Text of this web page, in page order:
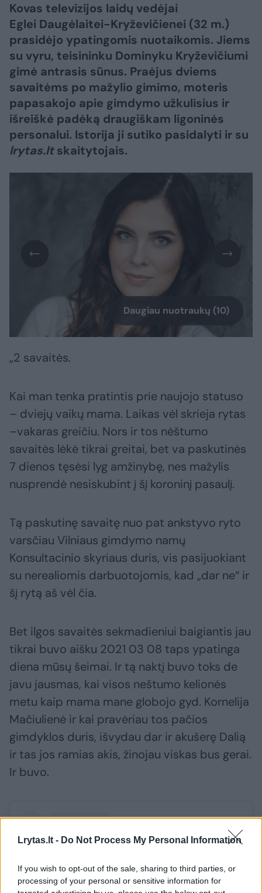
Lrytas.lt - Do Not Process My Personal Information
If you wish to opt-out of the sale, sharing to third parties, or
processing of your personal or sensitive information for
Kovas televizijos laidų vedėjai
Eglei Daugėlaitei-Kryževičienei (32 m.)
prasidėjo ypatingomis nuotaikomis. Jiems
su vyru, teisininku Dominyku Kryževičiumi
gimė antrasis sūnus. Praėjus dviems
savaitėms po mažylio gimimo, moteris
papasakojo apie gimdymo užkulisius ir
išreiškė padėką draugiškam ligoninės
personalui. Istorija ji sutiko pasidalyti ir su
lrytas.ltskaitytojais.
Daugiau nuotraukų (10)
„2 savaitės.
Kai man tenka pratintis prie naujojo statuso
– dviejų vaikų mama. Laikas vėl skrieja rytas
–vakaras greičiu. Nors ir tos nėštumo
savaitės lėkė tikrai greitai, bet va paskutinės
7 dienos tęsėsi lyg amžinybę, nes mažylis
nusprendė nesiskubint į šį koroninį pasaulį.
Tą paskutinę savaitę nuo pat ankstyvo ryto
varsčiau Vilniaus gimdymo namų
Konsultacinio skyriaus duris, vis pasijuokiant
su nerealiomis darbuotojomis, kad „dar ne“ ir
šį rytą aš vėl čia.
Bet ilgos savaitės sekmadieniui baigiantis jau
tikrai buvo aišku 2021 03 08 taps ypatinga
diena mūsų šeimai. Ir tą naktį buvo toks de
javu jausmas, kai visos neštumo kelionės
metu kaip mama mane globojo gyd. Kornelija
Mačiulienė ir kai pravėriau tos pačios
gimdyklos duris, išvydau dar ir akušerę Dalią
ir tas jos ramias akis, žinojau viskas bus gerai.
Ir buvo.